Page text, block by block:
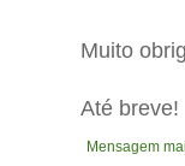
Muito
Até breve!
Mensagem